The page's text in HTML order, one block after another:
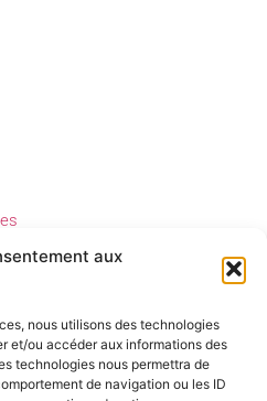
aux
nous utilisons des technologies
et/ou accéder aux informations des
technologies nous permettra de
de navigation ou les ID
d’utilisation